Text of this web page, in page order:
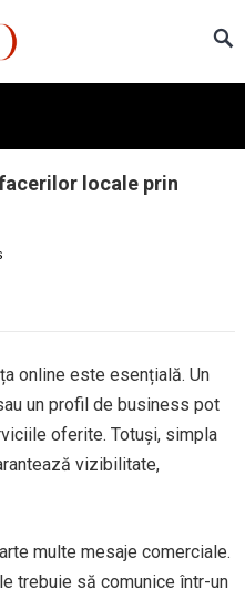
locale prin
online este esențială. Un
un profil de business pot
oferite. Totuși, simpla
vizibilitate,
multe mesaje comerciale.
trebuie să comunice într-un